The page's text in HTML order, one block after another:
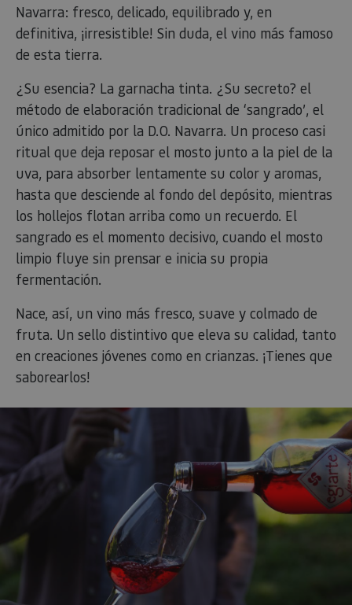
Navarra: fresco, delicado, equilibrado y, en
definitiva, ¡irresistible! Sin duda, el vino más famoso
de esta tierra.
¿Su esencia? La garnacha tinta. ¿Su secreto? el
método de elaboración tradicional de ‘sangrado’, el
único admitido por la D.O. Navarra. Un proceso casi
ritual que deja reposar el mosto junto a la piel de la
uva, para absorber lentamente su color y aromas,
hasta que desciende al fondo del depósito, mientras
los hollejos flotan arriba como un recuerdo. El
sangrado es el momento decisivo, cuando el mosto
limpio fluye sin prensar e inicia su propia
fermentación.
Nace, así, un vino más fresco, suave y colmado de
fruta. Un sello distintivo que eleva su calidad, tanto
en creaciones jóvenes como en crianzas. ¡Tienes que
saborearlos!